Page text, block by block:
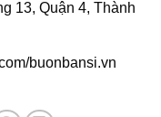
13, Quận 4, Thành
buonbansi.vn